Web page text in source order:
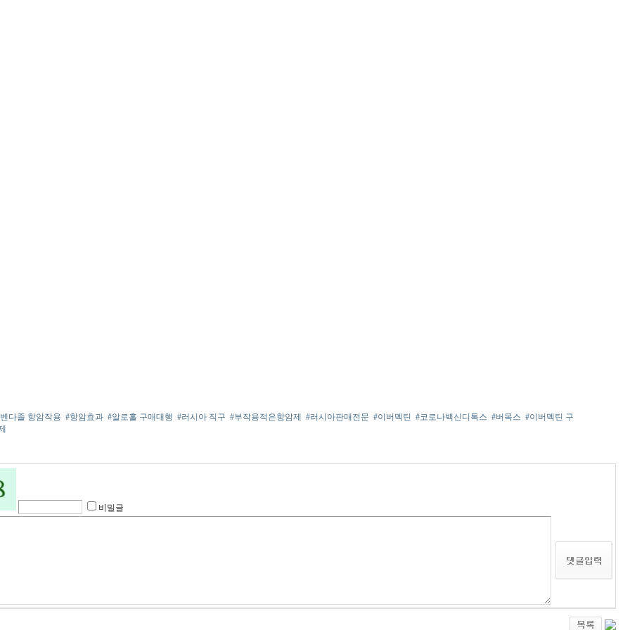
다졸 항암작용 #항암효과 #알로홀 구매대행 #러시아 직구 #부작용적은항암제 #러시아판매전문 #이버멕틴 #코로나백신디톡스 #버목스 #이버멕틴 구
비밀글